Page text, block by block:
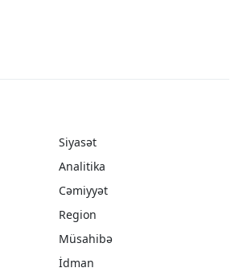
Siyasət
Analitika
Cəmiyyət
Region
Müsahibə
İdman